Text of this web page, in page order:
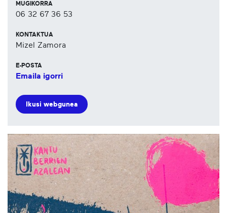
MUGIKORRA
06 32 67 36 53
KONTAKTUA
Mizel Zamora
E-POSTA
Emaila igorri
Ikusi webgunea